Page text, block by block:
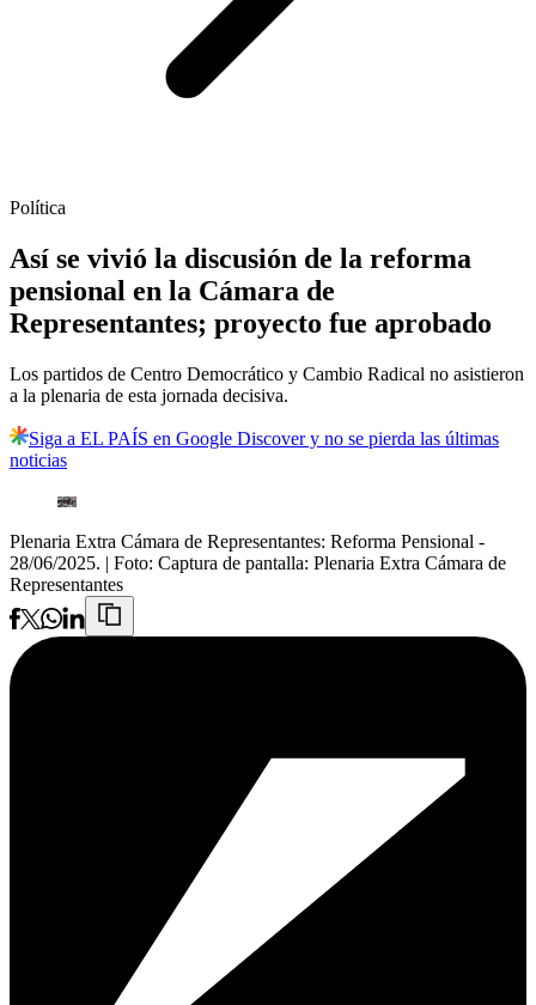
Política
Así se vivió la discusión de la reforma
pensional en la Cámara de
Representantes; proyecto fue aprobado
Los partidos de Centro Democrático y Cambio Radical no asistieron
a la plenaria de esta jornada decisiva.
Siga a EL PAÍS en Google Discover y no se pierda las últimas
noticias
Plenaria Extra Cámara de Representantes: Reforma Pensional -
28/06/2025. | Foto: Captura de pantalla: Plenaria Extra Cámara de
Representantes